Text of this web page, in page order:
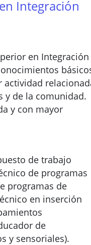
Integración
en Integración
actividad
y de la comunidad.
y con mayor
de trabajo
de programas
programas de
en inserción
de
y sensoriales).